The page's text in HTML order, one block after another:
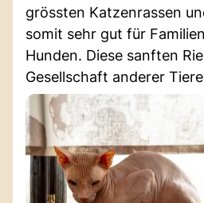
grössten Katzenrassen
somit sehr gut für
Hunden. Diese sanften
Gesellschaft anderer